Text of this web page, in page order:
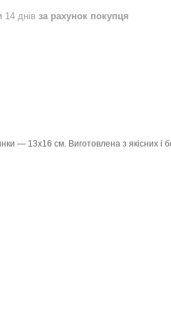
14 днів за рахунок покупця
— 13х16 см. Виготовлена з якісних і